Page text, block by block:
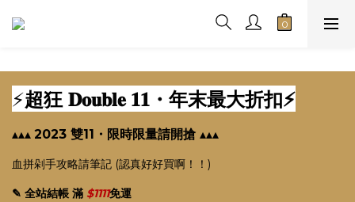
⚡️超狂 𝐃𝐨𝐮𝐛𝐥𝐞 𝟏𝟏・ 年末最大折扣⚡️
▴▴▴ 2023 雙11・限時限量請開搶 ▴▴▴
血拼剁手攻略請筆記 (認真好好買啊！！)
✎ 全站結帳 滿 $1111免運